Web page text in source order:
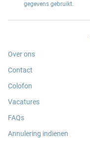
gegevens gebruikt.
Over ons
Contact
Colofon
Vacatures
FAQs
Annulering indienen